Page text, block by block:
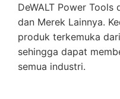
DeWALT Power Tools
dan Merek Lainnya.
produk terkemuka
sehingga dapat
semua industri.